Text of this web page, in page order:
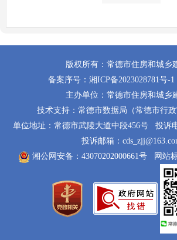
版权所有：常德市住房和城乡
备案序号： 湘ICP备2023028781号-1
主办单位：常德市住房和城乡
技术支持：常德市数据局（常德市行政
单位地址：常德市武陵大道中段456号
投诉
投诉邮箱：
湘公网安备：43070202000661号
网站